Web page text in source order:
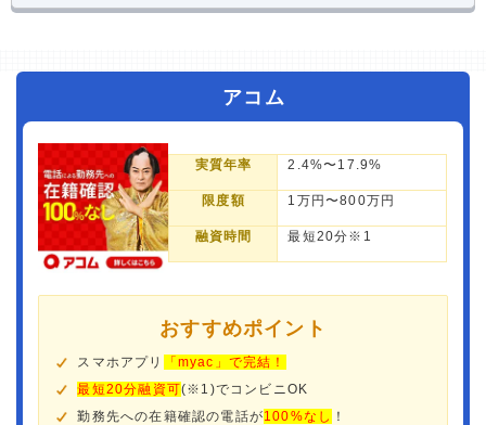
アコム
実質年率 2.4%〜17.9%
限度額 1万円〜800万円
融資時間 最短20分※1
おすすめポイント
スマホアプリ
「myac」で完結！
最短20分融資可(※1)でコンビニOK
勤務先への在籍確認の電話が100%なし ！